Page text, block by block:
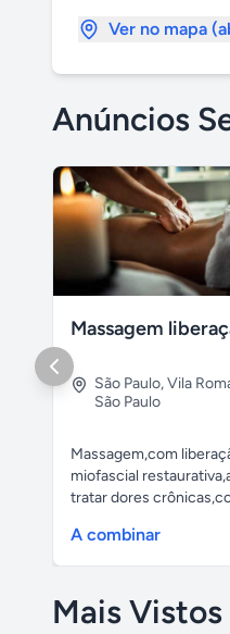
Ver no mapa
Anúncios
São Paulo,Vila
São Paulo
Massagem,com
miofascial
tratar dores
A combinar
Mais